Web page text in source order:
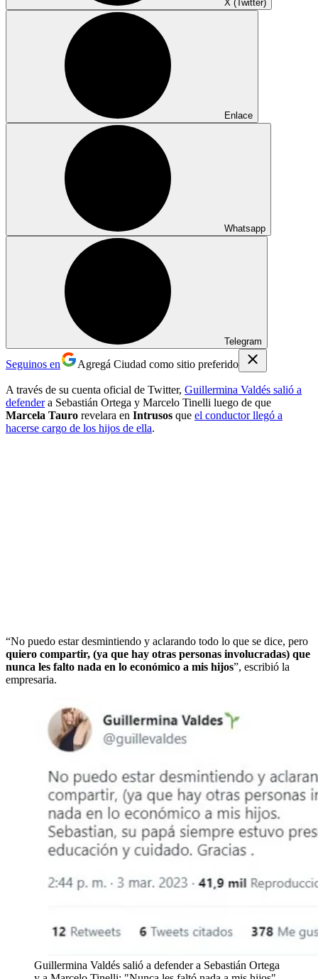
X (Twitter)
Enlace
Whatsapp
Telegram
Seguinos en Agregá Ciudad como sitio preferido
A través de su cuenta oficial de Twitter, Guillermina Valdés salió a
defendera Sebastián Ortega y Marcelo Tinelli luego de que
Marcela Tauro revelara en Intrusos que el conductor llegó a
hacerse cargo de los hijos de ella.
“No puedo estar desmintiendo y aclarando todo lo que se dice, pero
quiero compartir, (ya que hay otras personas involucradas) que
nunca les falto nada en lo económico a mis hijos”, escribió la
empresaria.
Guillermina Valdés salió a defender a Sebastián Ortega